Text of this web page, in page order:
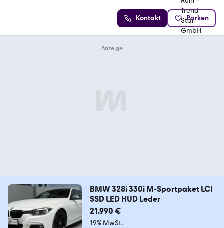
Kontakt Parken
BMW 328i 330i M-Sportpaket LCI
SSD LED HUD Leder
21.990 €
19% MwSt.